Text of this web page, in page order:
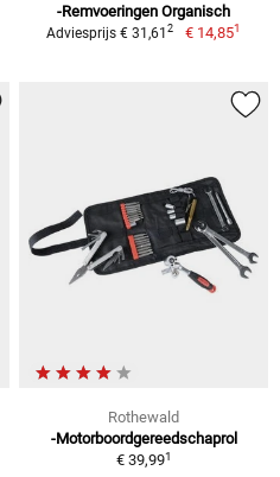
-Remvoeringen Organisch
Adviesprijs € 31,612 € 14,851
Rothewald
-Motorboordgereedschaprol
€ 39,991